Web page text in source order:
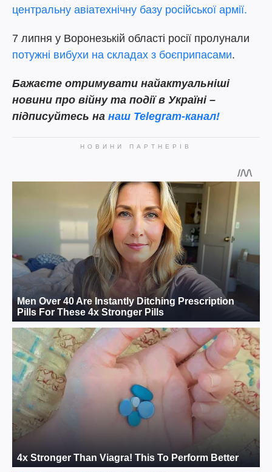
центральну авіатехнічну базу російської армії.
7 липня у Воронезькій області росії пролунали
потужні вибухи на складах з боєприпасами.
Бажаєте отримувати найактуальніші
новини про війну та події в Україні –
підписуйтесь на наш Telegram-канал!